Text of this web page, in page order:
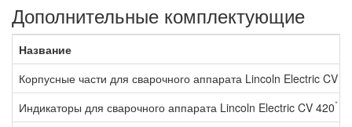
Дополнительные комплектующие
Название
Корпусные части для сварочного аппарата Lincoln Electric CV
Индикаторы для сварочного аппарата Lincoln Electric CV 420*